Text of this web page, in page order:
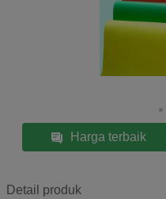
Harga terbaik
Detail produk